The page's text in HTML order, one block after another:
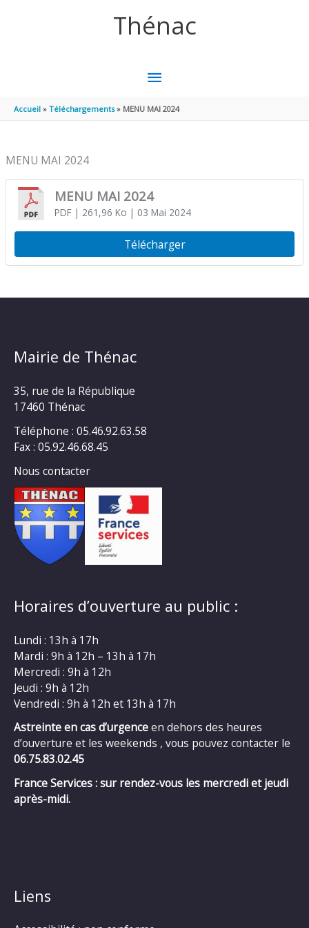
Thénac
MENU
PRINCIPAL
Accueil Téléchargements MENU MAI 2024
MENU MAI 2024
MENU MAI 2024
PDF| 261,96 Ko | 03 Mai 2024
Télécharger
Mairie de Thénac
35, rue de la République
17460 Thénac
Téléphone : 05.46.92.63.58
Fax : 05.92.46.68.45
Nous contacter
Horaires d’ouverture au public :
Lundi : 13h à 17h
Mardi : 9h à 12h – 13h à 17h
Mercredi : 9h à 12h
Jeudi : 9h à 12h
Vendredi : 9h à 12h et 13h à 17h
Astreinte en cas d’urgenceen dehors des heures
d’ouverture et les weekends , vous pouvez contacter le
06.75.83.02.45
France Services : sur rendez-vous les mercredi et jeudi
après-midi.
Liens